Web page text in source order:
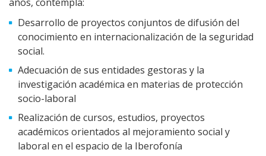
Desarrollo de proyectos conjuntos de difusión del
conocimiento en internacionalización de la seguridad
social.
Adecuación de sus entidades gestoras y la
investigación académica en materias de protección
socio-laboral
Realización de cursos, estudios, proyectos
académicos orientados al mejoramiento social y
laboral en el espacio de la Iberofonía